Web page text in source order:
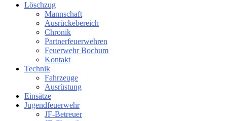
Löschzug
Mannschaft
Ausrückebereich
Chronik
Partnerfeuerwehren
Feuerwehr Bochum
Kontakt
Technik
Fahrzeuge
Ausrüstung
Einsätze
Jugendfeuerwehr
JF-Betreuer